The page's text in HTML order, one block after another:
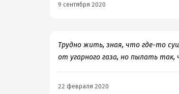
9 сентября 2020
Трудно жить, зная, что где-то
от угарного газа, но пылать так,
22 февраля 2020